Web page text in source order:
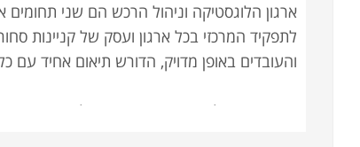
ארגון הלוגסטיקה וניהול הרכש הם שני תחומים
לתפקיד המרכזי בכל ארגון ועסק של קניינות
והעובדים באופן מדויק, הדורש תיאום אחיד עם
הנושאים הנלמדים בקורס הם ניהול המשאב